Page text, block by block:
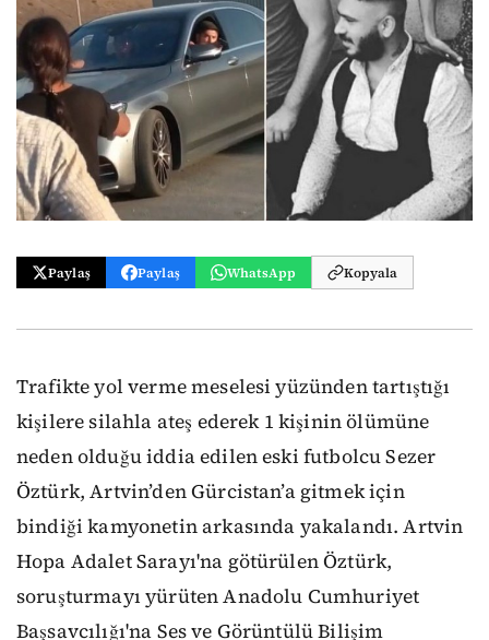
Paylaş Paylaş WhatsApp Kopyala
Trafikte yol verme meselesi yüzünden tartıştığı
kişilere silahla ateş ederek 1 kişinin ölümüne
neden olduğu iddia edilen eski futbolcu Sezer
Öztürk, Artvin’den Gürcistan’a gitmek için
bindiği kamyonetin arkasında yakalandı. Artvin
Hopa Adalet Sarayı'na götürülen Öztürk,
soruşturmayı yürüten Anadolu Cumhuriyet
Başsavcılığı'na Ses ve Görüntülü Bilişim